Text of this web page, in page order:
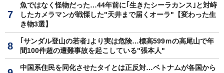
魚ではなく怪物だった…44年前に｢生きたシーラカンス｣と対峙
したカメラマンが戦慄した"天井まで届くオーラ"【変わった生
き物3選】
｢サンダル登山の若者｣より実は危険…標高599ｍの高尾山で年
間100件超の遭難事故を起こしている"張本人"
中国系住民を同化させたタイとは正反対…ベトナムが各国から